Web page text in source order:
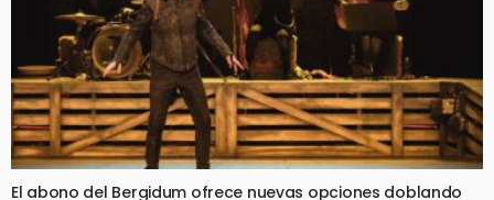
El abono del Bergidum ofrece nuevas opciones doblando